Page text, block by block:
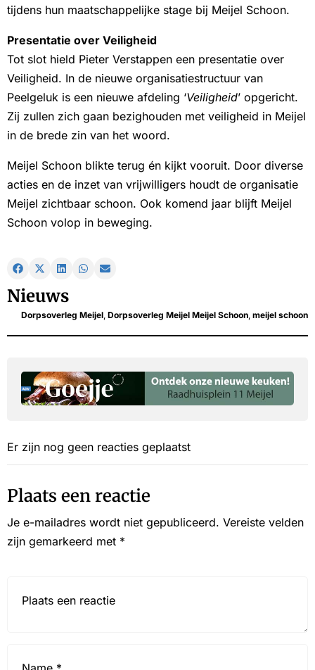
tijdens hun maatschappelijke stage bij Meijel Schoon.
Presentatie over Veiligheid
Tot slot hield Pieter Verstappen een presentatie over
Veiligheid. In de nieuwe organisatiestructuur van
Peelgeluk is een nieuwe afdeling ‘Veiligheid’ opgericht.
Zij zullen zich gaan bezighouden met veiligheid in Meijel
in de brede zin van het woord.
Meijel Schoon blikte terug én kijkt vooruit. Door diverse
acties en de inzet van vrijwilligers houdt de organisatie
Meijel zichtbaar schoon. Ook komend jaar blijft Meijel
Schoon volop in beweging.
Nieuws
Dorpsoverleg Meijel Dorpsoverleg Meijel Meijel Schoon meijel schoon
Er zijn nog geen reacties geplaatst
Plaats een reactie
Je e-mailadres wordt niet gepubliceerd. Vereiste velden
zijn gemarkeerd met *